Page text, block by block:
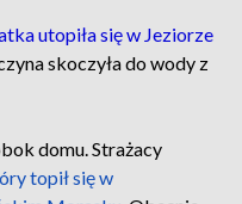
utopiła się w Jeziorze
skoczyła do wody z
domu.Strażacy
topił się w